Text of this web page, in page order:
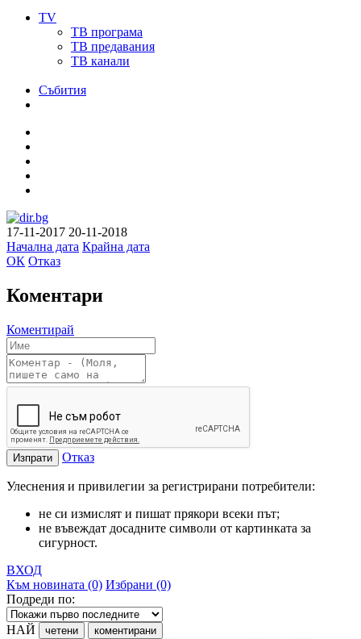
TV
ТВ програма
ТВ предавания
ТВ канали
Събития
17-11-2017 20-11-2018
Начална дата Крайна дата
ОК Отказ
Коментари
Коментирай
Изпрати Отказ
Улеснения и привилегии за регистрирани потребители:
не си измислят и пишат прякори всеки път;
не въвеждат досадните символи от картинката за
сигурност.
ВХОД
Към новината (0) Избрани (0)
Подреди по:
НАЙ четени коментирани